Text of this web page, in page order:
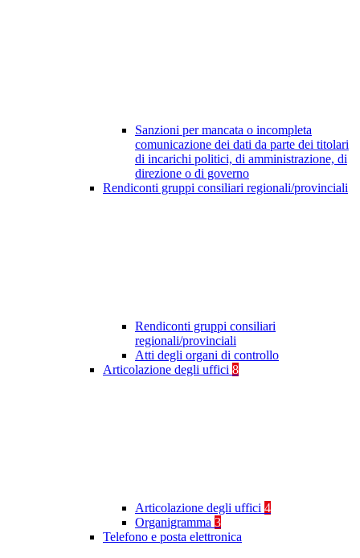
Sanzioni per mancata o incompleta
comunicazione dei dati da parte dei titolari
di incarichi politici, di amministrazione, di
direzione o di governo
Rendiconti gruppi consiliari regionali/provinciali
Rendiconti gruppi consiliari
regionali/provinciali
Atti degli organi di controllo
Articolazione degli uffici 8
Articolazione degli uffici 4
Organigramma 3
Telefono e posta elettronica